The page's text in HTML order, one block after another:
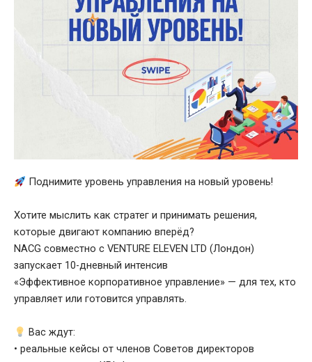
Поднимите уровень управления на новый уровень!
Хотите мыслить как стратег и принимать решения,
которые двигают компанию вперёд?
NACG совместно с VENTURE ELEVEN LTD (Лондон)
запускает 10-дневный интенсив
«Эффективное корпоративное управление» — для тех, кто
управляет или готовится управлять.
Вас ждут:
• реальные кейсы от членов Советов директоров